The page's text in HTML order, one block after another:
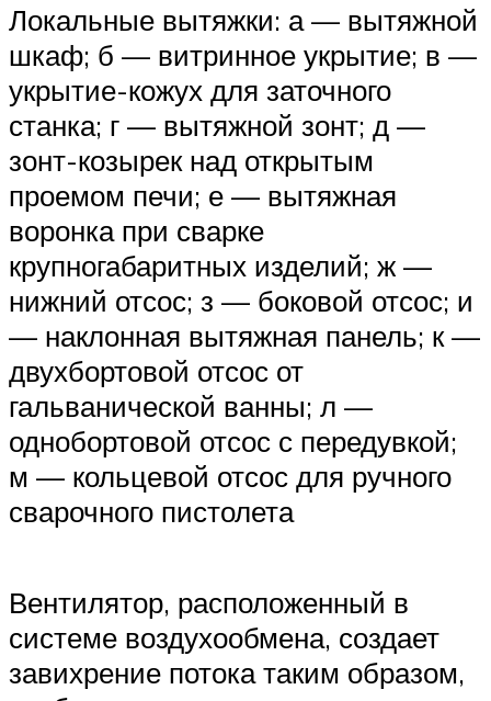
Локальные вытяжки: а — вытяжной
шкаф; б — витринное укрытие; в —
укрытие-кожух для заточного
станка; г — вытяжной зонт; д —
зонт-козырек над открытым
проемом печи; е — вытяжная
воронка при сварке
крупногабаритных изделий; ж —
нижний отсос; з — боковой отсос; и
— наклонная вытяжная панель; к —
двухбортовой отсос от
гальванической ванны; л —
однобортовой отсос с передувкой;
м — кольцевой отсос для ручного
сварочного пистолета
Вентилятор, расположенный в
системе воздухообмена, создает
завихрение потока таким образом,